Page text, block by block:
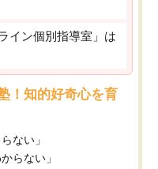
イン個別指導室」は
！知的好奇心を育
ない」
らない」